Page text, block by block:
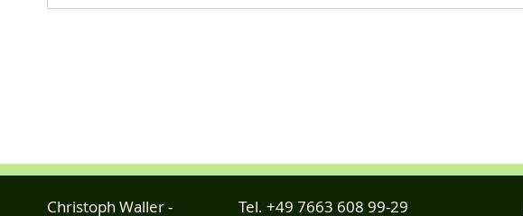
Christoph Waller - Tel. +49 7663 608 99-29